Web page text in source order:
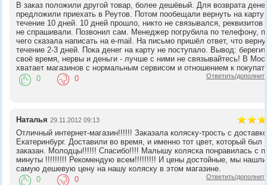
В заказ положили другой товар, более дешёвый. Для возврата
предложили приехать в Реутов. Потом пообещали вернуть на карту
течение 10 дней. 10 дней прошло, никто не связывался, реквизитов
не спрашивали. Позвонил сам. Менеджер погрубила по телефону,
чего сказала написать на e-mail. На письмо пришёл ответ, что
течение 2-3 дней. Пока денег на карту не поступало. Вывод:
своё время, нервы и деньги - лучше с ними не связывайтесь! В
хватает магазинов с нормальным сервисом и отношением к
Ответить/
0 0
Наталья 29.11.2012 09:13
Отличный интернет-магазин!!!!!! Заказала коляску-трость с
Екатеринбург. Доставили во время, и именно тот цвет, который был
заказан. Молодцы!!!!!! Спасибо!!!! Малышу коляска понравилась с
минуты !!!!!!!!! Рекомендую всем!!!!!!!!! И цены достойные, мы нашли
самую дешевую цену на нашу коляску в этом магазине.
Ответить/
0 0